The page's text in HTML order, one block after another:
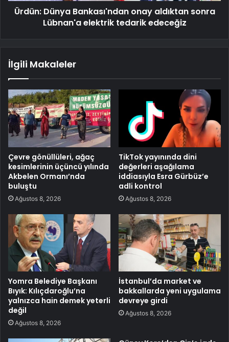
Ürdün: Dünya Bankası'ndan onay aldıktan sonra
Lübnan'a elektrik tedarik edeceğiz
İlgili Makaleler
Çevre gönüllüleri, ağaç
kesimlerinin üçüncü yılında
Akbelen Ormanı’nda
buluştu
Ağustos 8, 2026
TikTok yayınında dini
değerleri aşağılama
iddiasıyla Esra Gürbüz’e
adli kontrol
Ağustos 8, 2026
Yomra Belediye Başkanı
Bıyık: Kılıçdaroğlu’na
yalnızca hain demek yeterli
değil
Ağustos 8, 2026
İstanbul’da market ve
bakkallarda yeni uygulama
devreye girdi
Ağustos 8, 2026